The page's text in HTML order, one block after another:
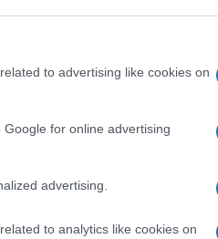
to advertising like cookies on
for online advertising
advertising.
to analytics like cookies on
amás de 120
con
y Asia.